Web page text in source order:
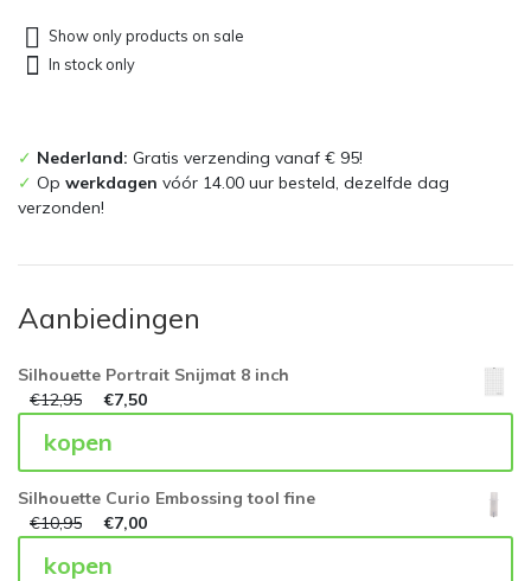
Show only products on sale
In stock only
✓ Nederland: Gratis verzending vanaf € 95!
✓ Op werkdagen vóór 14.00 uur besteld, dezelfde dag
verzonden!
Aanbiedingen
Silhouette Portrait Snijmat 8 inch
€12,95 €7,50
kopen
Silhouette Curio Embossing tool fine
€10,95 €7,00
kopen